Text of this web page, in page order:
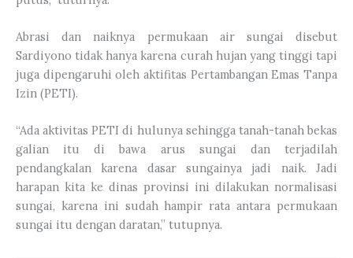
Abrasi dan naiknya permukaan air sungai disebut
Sardiyono tidak hanya karena curah hujan yang tinggi tapi
juga dipengaruhi oleh aktifitas Pertambangan Emas Tanpa
Izin (PETI).
“Ada aktivitas PETI di hulunya sehingga tanah-tanah bekas
galian itu di bawa arus sungai dan terjadilah
pendangkalan karena dasar sungainya jadi naik. Jadi
harapan kita ke dinas provinsi ini dilakukan normalisasi
sungai, karena ini sudah hampir rata antara permukaan
sungai itu dengan daratan,” tutupnya.